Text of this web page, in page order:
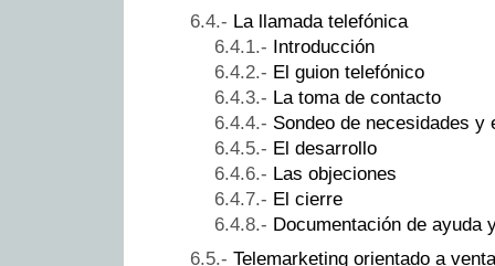
La llamada telefónica
Introducción
El guion telefónico
La toma de contacto
Sondeo de necesidades y
El desarrollo
Las objeciones
El cierre
Documentación de ayuda
Telemarketing orientado a